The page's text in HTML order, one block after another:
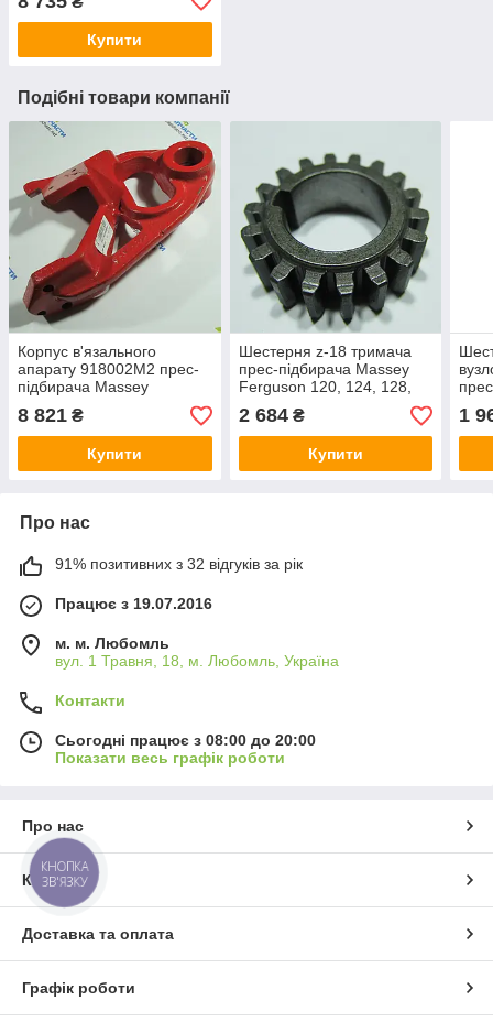
Купити
Подібні товари компанії
Корпус в'язального
апарату 918002M2 прес-
підбирача Massey
Ferguson 120, 124, 128,
220, 224, 228 - Оригінал
8 821 ₴
Купити
Шестерня z-18 тримача
прес-підбирача Massey
Ferguson 120, 124, 128,
220, 224, 228
2 684₴
Купити
220,
1
Про нас
91% позитивних з 32 відгуків за рік
Працює з 19.07.2016
м. м. Любомль
вул. 1 Травня, 18, м. Любомль, Україна
Контакти
Сьогодні працює з 08:00 до 20:00
Показати весь графік роботи
Про нас
Контакти
Доставка та оплата
Графік роботи
КНОПКА
ЗВ'ЯЗКУ